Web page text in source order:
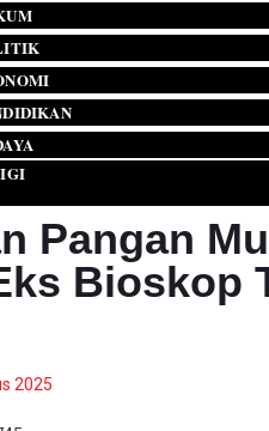
Pangan
Bioskop
2025